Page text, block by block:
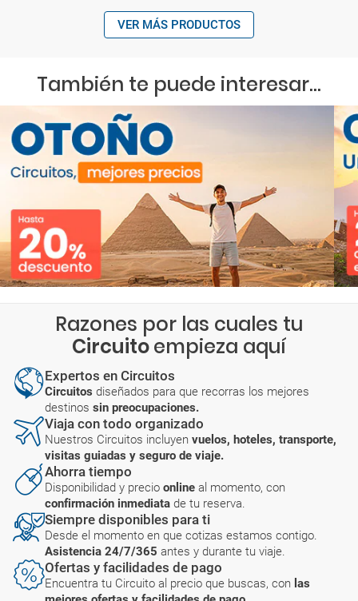
VER MÁS PRODUCTOS
También te puede interesar...
Razones por las cuales tu
Circuitoempieza aquí
Expertos en Circuitos
Circuitos diseñados para que recorras los mejores
destinos sin preocupaciones.
Viaja con todo organizado
Nuestros Circuitos incluyen vuelos, hoteles, transporte,
visitas guiadas y seguro de viaje.
Ahorra tiempo
Disponibilidad y precio online al momento, con
confirmación inmediata de tu reserva.
Siempre disponibles para ti
Desde el momento en que cotizas estamos contigo.
Asistencia 24/7/365 antes y durante tu viaje.
Ofertas y facilidades de pago
Encuentra tu Circuito al precio que buscas, con las